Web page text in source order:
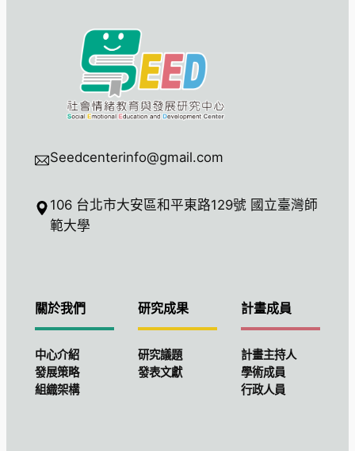
Seedcenterinfo@gmail.com
106 台北市大安區和平東路129號 國立臺灣師
範大學
關於我們
中心介紹
發展策略
組織架構
研究成果
研究議題
發表文獻
計畫成員
計畫主持人
學術成員
行政人員